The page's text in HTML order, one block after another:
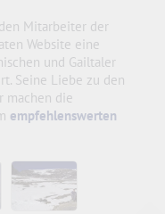
Mitarbeiter der
Website eine
und Gailtaler
Seine Liebe zu den
machen die
empfehlenswerten